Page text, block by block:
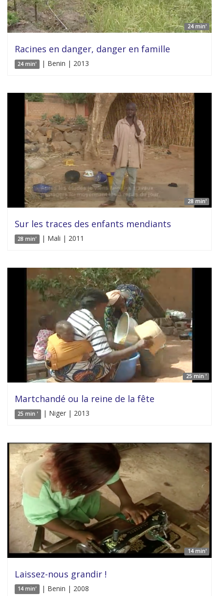
24 min'
Racines en danger, danger en famille
24 min' | Benin | 2013
28 min'
Sur les traces des enfants mendiants
28 min' | Mali | 2011
25 min '
Martchandé ou la reine de la fête
25 min ' | Niger | 2013
14 min'
Laissez-nous grandir !
14 min' | Benin | 2008